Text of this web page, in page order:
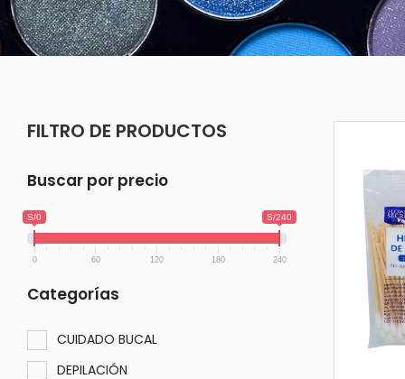
FILTRO DE PRODUCTOS
Buscar por precio
S/0 S/240
0 60 120 180 240
Categorías
CUIDADO BUCAL
DEPILACIÓN